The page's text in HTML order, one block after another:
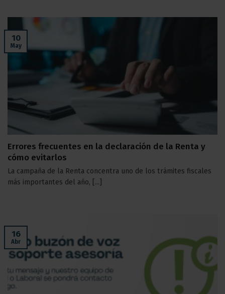
Errores frecuentes en la declaración de la Renta y
cómo evitarlos
La campaña de la Renta concentra uno de los trámites fiscales
más importantes del año, [...]
10
May
16
Abr